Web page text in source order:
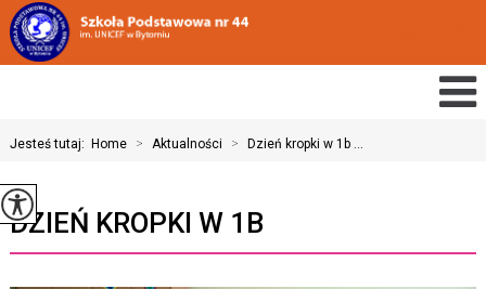
Jesteś tutaj: Home > Aktualności > Dzień kropki w 1b ...
DZIEŃ KROPKI W 1B